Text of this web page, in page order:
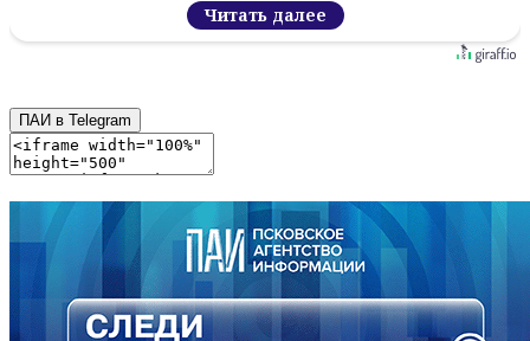
Читать далее
ПАИ в Telegram